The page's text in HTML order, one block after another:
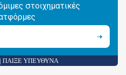
στοιχηματικές
ΠΑΙΞΕ ΥΠΕΥΘΥΝΑ